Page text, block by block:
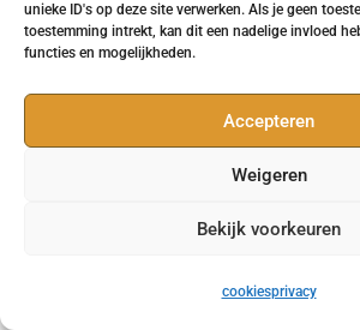
unieke ID's op deze site verwerken. Als je geen
toestemming intrekt, kan dit een nadelige invloed
functies en mogelijkheden.
Accepteren
Weigeren
Bekijk voorkeuren
cookiesprivacy
Eetcafe de Basuin Leeuwarden